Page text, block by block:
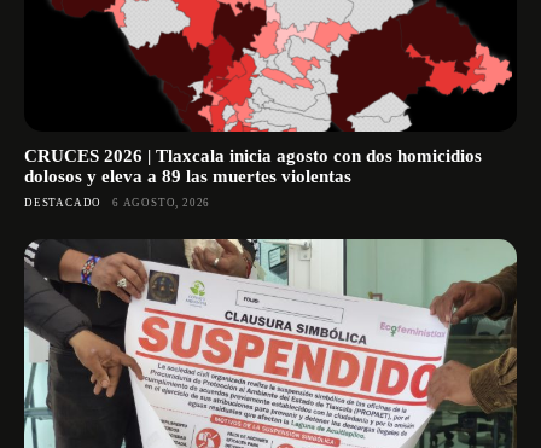
CRUCES 2026 | Tlaxcala inicia agosto con dos homicidios
dolosos y eleva a 89 las muertes violentas
DESTACADO 6 AGOSTO, 2026